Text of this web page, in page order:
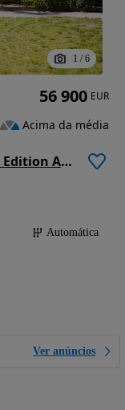
1 / 6
Mercedes-Benz C 300 e 9G-TRONIC Edition AMG Line
Automática
Ver anúncios
56 900 EUR
Acima da média